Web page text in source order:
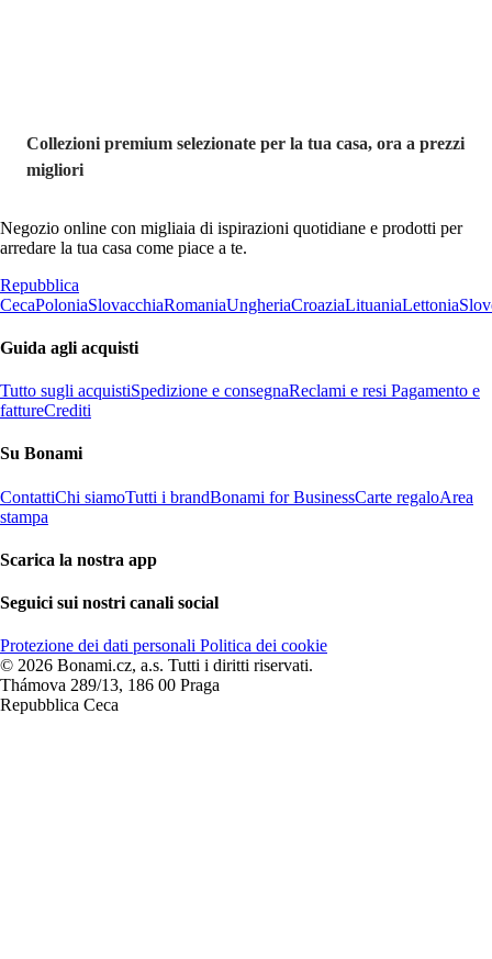
Collezioni premium selezionate per la tua casa, ora a prezzi
migliori
Negozio online con migliaia di ispirazioni quotidiane e prodotti per
arredare la tua casa come piace a te.
Repubblica
CecaPoloniaSlovacchiaRomaniaUngheriaCroaziaLituaniaLettonia
Guida agli acquisti
Tutto sugli acquistiSpedizione e consegnaReclami e resi Pagamento e
fattureCrediti
Su Bonami
ContattiChi siamoTutti i brandBonami for BusinessCarte regaloArea
stampa
Scarica la nostra app
Seguici sui nostri canali social
Protezione dei dati personali Politica dei cookie
© 2026 Bonami.cz, a.s. Tutti i diritti riservati.
Thámova 289/13, 186 00 Praga
Repubblica Ceca